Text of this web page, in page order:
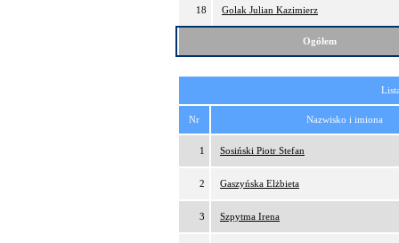
18 Golak Julian Kazimierz
Ogółem
Nr Nazwisko i imiona
1 Sosiński Piotr Stefan
2 Gaszyńska Elżbieta
3 Szpytma Irena